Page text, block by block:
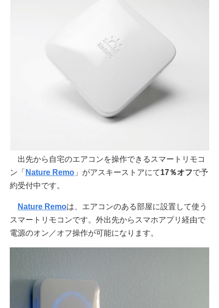
出先から自宅のエアコンを操作できるスマートリモコ
ン「 Nature Remo 」がアスキーストアにて17％オフで予
約受付中です。
Nature Remoは、エアコンのある部屋に設置して使う
スマートリモコンです。外出先からスマホアプリ経由で
電源のオン／オフ操作が可能になります。